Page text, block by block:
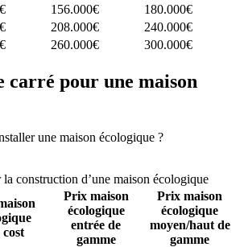
156.000€
180.000€
208.000€
240.000€
260.000€ 300.000€
carré pour une maison
une maison écologique ?
construction d’une maison écologique
Prix maison
écologique
entrée de
gamme
Prix maison
écologique
moyen/haut de
gamme